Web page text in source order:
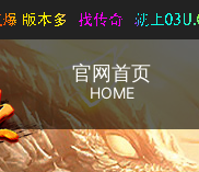
官网首页
HOME